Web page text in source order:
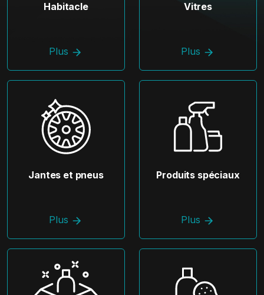
Habitacle
Plus
Vitres
Plus
Jantes et pneus
Plus
Produits spéciaux
Plus